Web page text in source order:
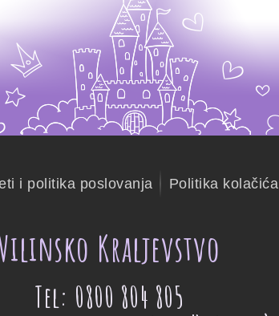
i politika poslovanja Politika kolačića
Kraljevstvo
Tel: 0800 804 805